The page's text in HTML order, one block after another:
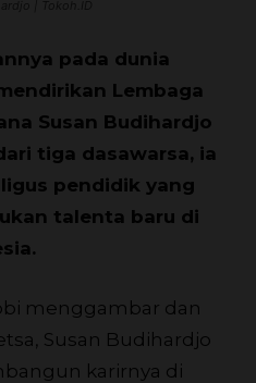
pada dunia
Lembaga
Susan Budihardjo
tiga dasawarsa, ia
pendidik yang
talenta baru di
menggambar dan
Susan Budihardjo
karirnya di